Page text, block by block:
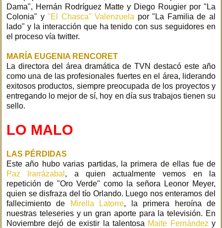
Dama", Hernán Rodríguez Matte y Diego Rougier por "La
Colonia" y"El Chasca" Valenzuela por "La Familia de al
lado" y la interacción que ha tenido con sus seguidores en
el proceso vía twitter.
MARÍA EUGENIA RENCORET
La directora del área dramática de TVN destacó este año
como una de las profesionales fuertes en el área, liderando
exitosos productos, siempre preocupada de los proyectos y
entregando lo mejor de sí, hoy en día sus trabajos tienen su
sello.
LO MALO
LAS PÉRDIDAS
Este año hubo varias partidas, la primera de ellas fue de
Paz Irarrázabal , a quien actualmente vemos en la
repetición de "Oro Verde" como la señora Leonor Meyer,
quien se disfraza del tío Orlando. Luego nos enteramos del
fallecimiento de
Mirella Latorre, la primera heroína de
nuestras teleseries y un gran aporte para la televisión. En
Noviembre dejó de existir la talentosa Maite Fernández y